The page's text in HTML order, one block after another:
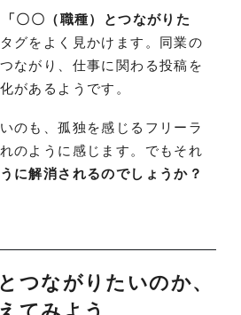
「〇〇（職種）とつながりた
グをよく見かけます。同業の
ながり、仕事に関わる投稿を
があるようです。
のも、孤独を感じるフリーラ
のように感じます。でもそれ
に解消されるのでしょうか？
つながりたいのか、